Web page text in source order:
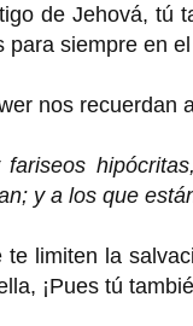
de Jehová, tú
para siempre en
nos recuerdan
fariseos
y a los que
limiten la
¡Pues tú